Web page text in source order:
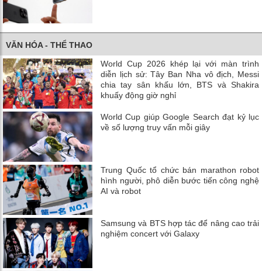
VĂN HÓA - THỂ THAO
World Cup 2026 khép lại với màn trình
diễn lịch sử: Tây Ban Nha vô địch, Messi
chia tay sân khấu lớn, BTS và Shakira
khuấy động giờ nghỉ
World Cup giúp Google Search đạt kỷ lục
về số lượng truy vấn mỗi giây
Trung Quốc tổ chức bán marathon robot
hình người, phô diễn bước tiến công nghệ
AI và robot
Samsung và BTS hợp tác để nâng cao trải
nghiệm concert với Galaxy